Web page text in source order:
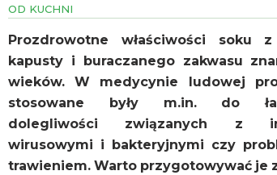
OD KUCHNI
Prozdrowotne właściwości soku
kapusty i buraczanego zakwasu
wieków. W medycynie ludowej
stosowane były m.in. do
dolegliwości związanych z
wirusowymi i bakteryjnymi czy
trawieniem. Warto przygotowywać je